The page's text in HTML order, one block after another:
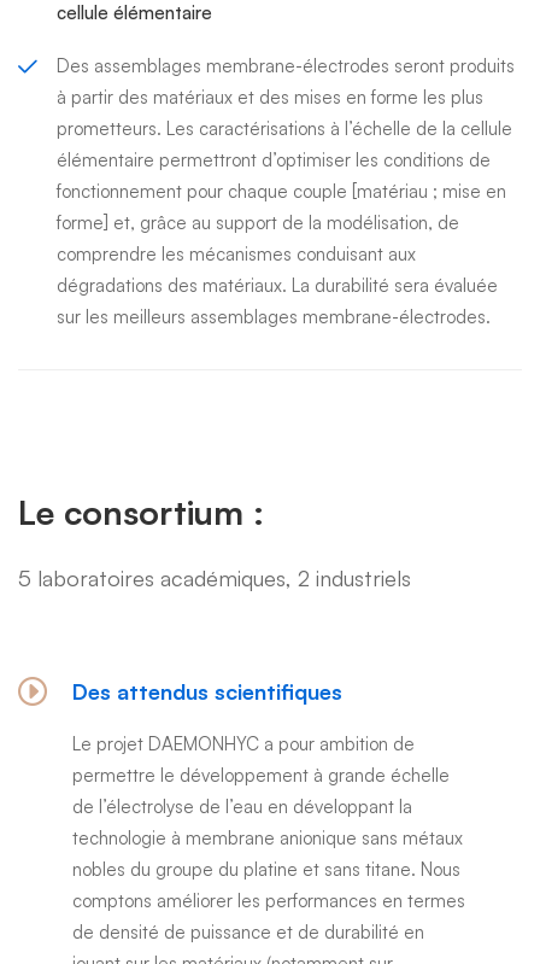
cellule élémentaire
Des assemblages membrane-électrodes seront produits
à partir des matériaux et des mises en forme les plus
prometteurs. Les caractérisations à l’échelle de la cellule
élémentaire permettront d’optimiser les conditions de
fonctionnement pour chaque couple [matériau ; mise en
forme] et, grâce au support de la modélisation, de
comprendre les mécanismes conduisant aux
dégradations des matériaux. La durabilité sera évaluée
sur les meilleurs assemblages membrane-électrodes.
Le consortium :
5 laboratoires académiques, 2 industriels
Des attendus scientifiques
Le projet DAEMONHYC a pour ambition de
permettre le développement à grande échelle
de l’électrolyse de l’eau en développant la
technologie à membrane anionique sans métaux
nobles du groupe du platine et sans titane. Nous
comptons améliorer les performances en termes
de densité de puissance et de durabilité en